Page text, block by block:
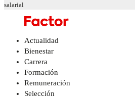
salarial
Actualidad
Bienestar
Carrera
Formación
Remuneración
Selección